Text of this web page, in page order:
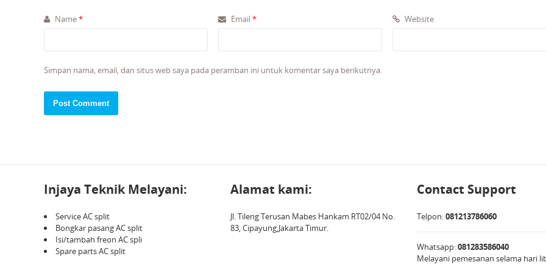
Name* Email * Website
Simpan nama, email, dan situs web saya pada peramban ini untuk komentar saya berikutnya.
Injaya Teknik Melayani:
Service AC split
Bongkar pasang AC split
Isi/tambah freon AC spli
Spare parts AC split
Alamat kami:
Jl. Tileng Terusan Mabes Hankam RT02/04 No.
83, Cipayung,Jakarta Timur.
Contact Support
Telpon:081213786060
Whatsapp:081283586040
Melayani pemesanan selama hari